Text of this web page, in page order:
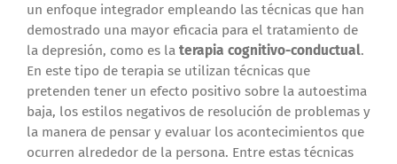
un enfoque integrador empleando las técnicas que han
demostrado una mayor eficacia para el tratamiento de
la depresión, como es la terapia cognitivo-conductual.
En este tipo de terapia se utilizan técnicas que
pretenden tener un efecto positivo sobre la autoestima
baja, los estilos negativos de resolución de problemas y
la manera de pensar y evaluar los acontecimientos que
ocurren alrededor de la persona. Entre estas técnicas